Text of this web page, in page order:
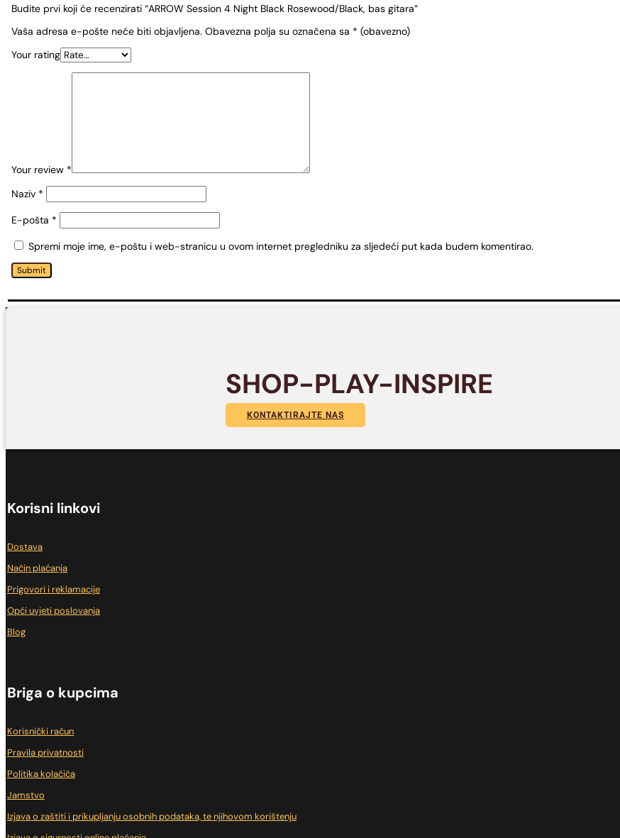
Budite prvi koji će recenzirati “ARROW Session 4 Night Black Rosewood/Black, bas gitara”
Vaša adresa e-pošte neće biti objavljena. Obavezna polja su označena sa * (obavezno)
Your rating
Your review *
Naziv *
E-pošta *
Spremi moje ime, e-poštu i web-stranicu u ovom internet pregledniku za sljedeći put kada budem komentirao.
Submit
SHOP-PLAY-INSPIRE
KONTAKTIRAJTE NAS
Korisni linkovi
Dostava
Način plaćanja
Prigovori i reklamacije
Opći uvjeti poslovanja
Blog
Briga o kupcima
Korisnički račun
Pravila privatnosti
Politika kolačića
Jamstvo
Izjava o zaštiti i prikupljanju osobnih podataka, te njihovom korištenju